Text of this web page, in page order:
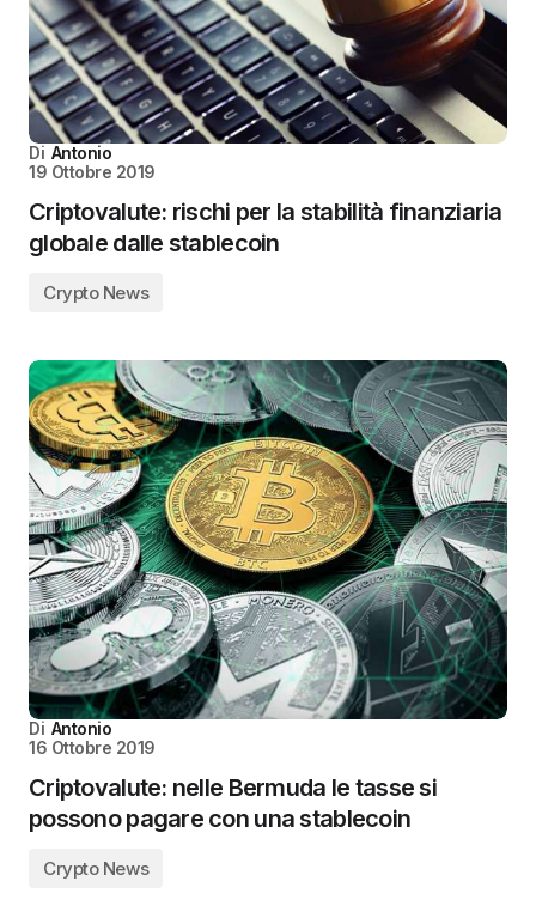
Di Antonio
19 Ottobre 2019
Criptovalute: rischi per la stabilità finanziaria
globale dalle stablecoin
Crypto News
Di Antonio
16 Ottobre 2019
Criptovalute: nelle Bermuda le tasse si
possono pagare con una stablecoin
Crypto News